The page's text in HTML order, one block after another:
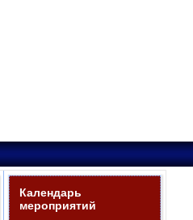
Календарь
мероприятий